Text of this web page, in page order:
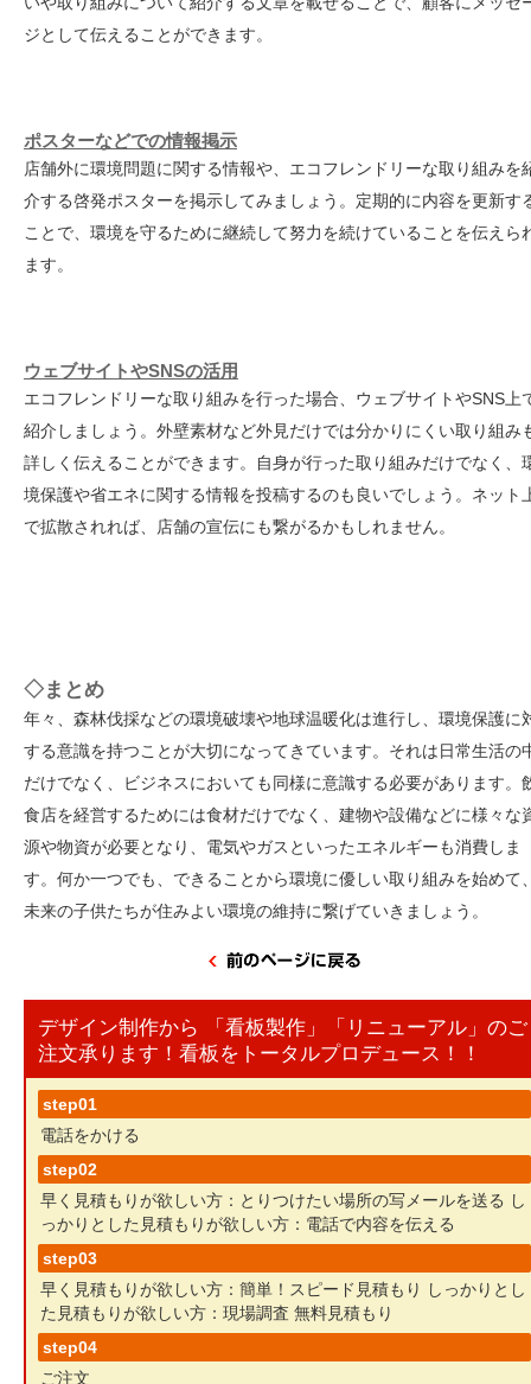
ジとして伝えることができます。
ポスターなどでの情報掲示
店舗外に環境問題に関する情報や、エコフレンドリーな取り組みを
介する啓発ポスターを掲示してみましょう。定期的に内容を更新す
ことで、環境を守るために継続して努力を続けていることを伝えら
ます。
ウェブサイトやSNSの活用
エコフレンドリーな取り組みを行った場合、ウェブサイトやSNS上
紹介しましょう。外壁素材など外見だけでは分かりにくい取り組み
詳しく伝えることができます。自身が行った取り組みだけでなく、
境保護や省エネに関する情報を投稿するのも良いでしょう。ネット
で拡散されれば、店舗の宣伝にも繋がるかもしれません。
◇まとめ
年々、森林伐採などの環境破壊や地球温暖化は進行し、環境保護に
する意識を持つことが大切になってきています。それは日常生活の
だけでなく、ビジネスにおいても同様に意識する必要があります。
食店を経営するためには食材だけでなく、建物や設備などに様々な
源や物資が必要となり、電気やガスといったエネルギーも消費しま
す。何か一つでも、できることから環境に優しい取り組みを始めて
未来の子供たちが住みよい環境の維持に繋げていきましょう。
デザイン制作から 「看板製作」「リニューアル」のご
注文承ります！看板をトータルプロデュース！！
step01
電話をかける
step02
早く見積もりが欲しい方：とりつけたい場所の写メールを送る し
っかりとした見積もりが欲しい方：電話で内容を伝える
step03
早く見積もりが欲しい方：簡単！スピード見積もり
しっかりとし
た見積もりが欲しい方：現場調査 無料見積もり
step04
ご注文